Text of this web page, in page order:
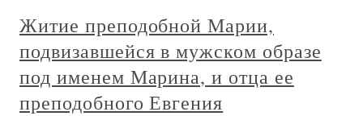
Житие преподобной Марии,
подвизавшейся в мужском образе
под именем Марина, и отца ее
преподобного Евгения